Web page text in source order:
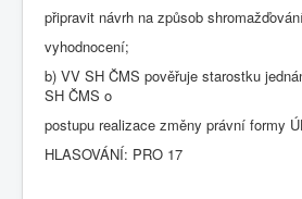
připravit návrh na způsob
vyhodnocení;
b) VV SH ČMS pověřuje starostku
SH ČMS o
postupu realizace změny právní formy
HLASOVÁNÍ: PRO 17